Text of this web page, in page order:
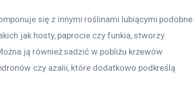
się z innymi roślinami lubiącymi podobne
jak hosty, paprocie czy funkia, stworzy
ją również sadzić w pobliżu krzewów
czy azalii, które dodatkowo podkreślą